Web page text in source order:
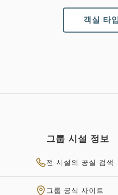
객실 타
그룹 시설 정보
전 시설의 공실 검색
그룹 공식 사이트